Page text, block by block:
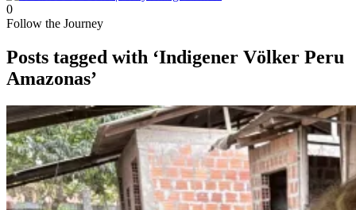
0
Follow the Journey
Posts tagged with ‘Indigener Völker Peru
Amazonas’